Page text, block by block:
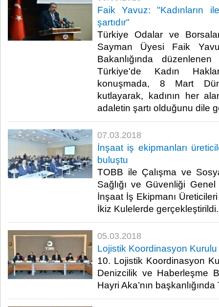
Faik Yavuz: "Kadınların
şartıdır"
Türkiye Odalar ve
Sayman Üyesi Faik
Bakanlığında
Türkiye'de Kadın
konuşmada, 8 Mart
kutlayarak, kadının her
adaletin şartı olduğunu dile
07.03.2018
İnşaat iş ekipmanları
buluştu
TOBB ile Çalışma ve
Sağlığı ve Güvenliği
İnşaat İş Ekipmanı
İkiz Kulelerde gerçekleştirildi. ​
05.03.2018
Lojistik Koordinasyon Kurulu
10. Lojistik Koordinasyon
Denizcilik ve Haberleşme
Hayri Aka’nın